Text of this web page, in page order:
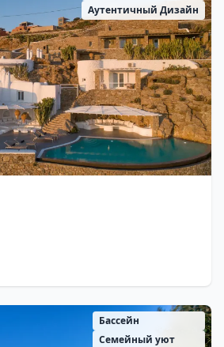
Аутентичный Дизайн
Бассейн
Семейный уют